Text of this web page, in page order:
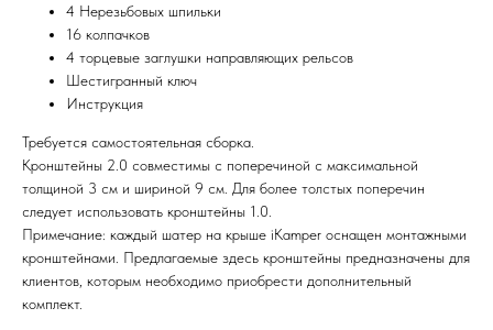
4 Нерезьбовых шпильки
16 колпачков
4 торцевые заглушки направляющих рельсов
Шестигранный ключ
Инструкция
Требуется самостоятельная сборка.
Кронштейны 2.0 совместимы с поперечиной с максимальной
толщиной 3 см и шириной 9 см. Для более толстых поперечин
следует использовать кронштейны 1.0.
Примечание: каждый шатер на крыше iKamper оснащен монтажными
кронштейнами. Предлагаемые здесь кронштейны предназначены для
клиентов, которым необходимо приобрести дополнительный
комплект.